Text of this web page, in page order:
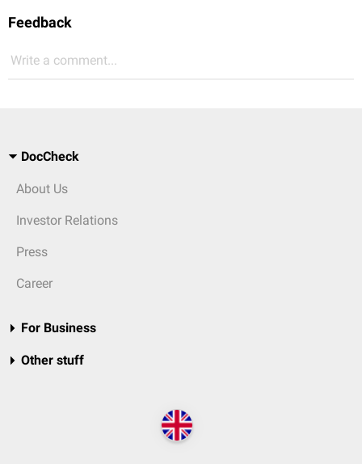
Feedback
Write a comment...
DocCheck
About Us
Investor Relations
Press
Career
For Business
Other stuff